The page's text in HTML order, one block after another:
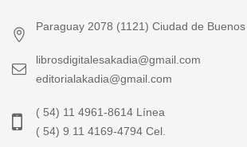
Paraguay 2078 (1121) Ciudad de Buenos
librosdigitalesakadia@gmail.com
editorialakadia@gmail.com
( 54) 11 4961-8614 Línea
( 54) 9 11 4169-4794 Cel.